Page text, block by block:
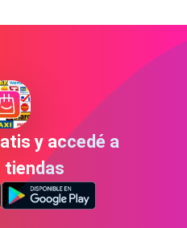
y accedé a
tiendas